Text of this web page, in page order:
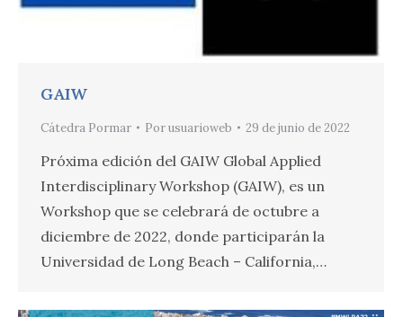
GAIW
Cátedra Pormar Porusuarioweb 29 de junio de 2022
Próxima edición del GAIW Global Applied
Interdisciplinary Workshop (GAIW), es un
Workshop que se celebrará de octubre a
diciembre de 2022, donde participarán la
Universidad de Long Beach – California,…